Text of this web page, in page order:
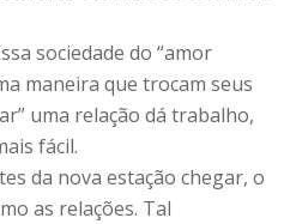
sociedade do “amor
maneira que trocam seus
uma relação dá trabalho,
fácil.
da nova estação chegar, o
as relações. Tal